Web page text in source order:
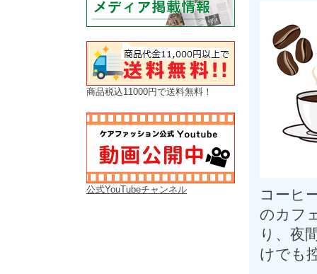
商品税込11000円で送料無料！
公式YouTubeチャンネル
コーヒ
のカフ
り、夜
けでも